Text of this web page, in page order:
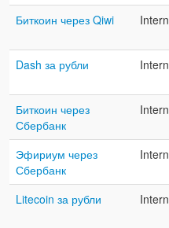
Биткоин через Qiwi
Intern
Dash за рубли
Intern
Биткоин через
Сбербанк
Intern
Эфириум через
Сбербанк
Intern
Litecoin за рубли
Intern